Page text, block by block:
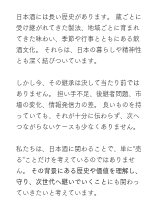
日本酒には長い歴史があります。 蔵ごとに
受け継がれてきた製法、地域ごとに育まれ
てきた味わい、季節や行事とともにある飲
酒文化。 それらは、日本の暮らしや精神性
とも深く結びついています。
しかし今、その継承は決して当たり前では
ありません。 担い手不足、後継者問題、市
場の変化、情報発信力の差。 良いものを持
っていても、それが十分に伝わらず、次へ
つながらないケースも少なくありません。
私たちは、日本酒に関わることで、単に“売
る”ことだけを考えているのではありませ
ん。
その背景にある歴史や価値を理解し、
守り、次世代へ継いでいくこと にも関わっ
ていきたいと考えています。